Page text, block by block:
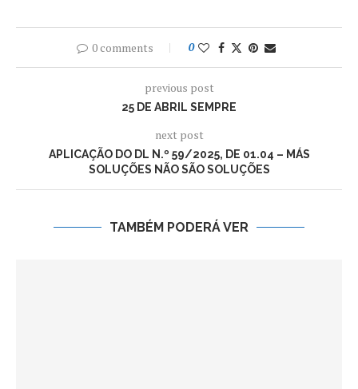
0 comments 0
previous post
25 DE ABRIL SEMPRE
next post
APLICAÇÃO DO DL N.º 59/2025, DE 01.04 – MÁS
SOLUÇÕES NÃO SÃO SOLUÇÕES
TAMBÉM PODERÁ VER